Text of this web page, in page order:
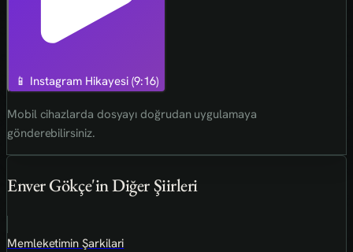
📱 Instagram Hikayesi (9:16)
Mobil cihazlarda dosyayı doğrudan uygulamaya
gönderebilirsiniz.
Enver Gökçe'in Diğer Şiirleri
Memleketimin Şarkilari